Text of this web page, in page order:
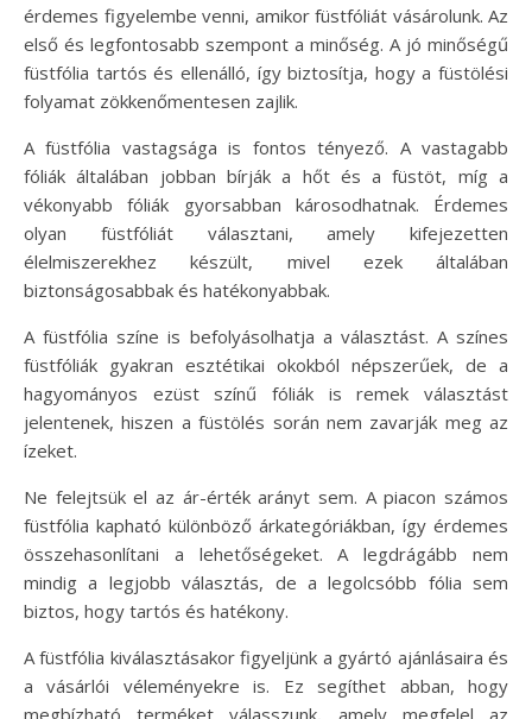
érdemes figyelembe venni, amikor füstfóliát vásárolunk. Az
első és legfontosabb szempont a minőség. A jó minőségű
füstfólia tartós és ellenálló, így biztosítja, hogy a füstölési
folyamat zökkenőmentesen zajlik.
A füstfólia vastagsága is fontos tényező. A vastagabb
fóliák általában jobban bírják a hőt és a füstöt, míg a
vékonyabb fóliák gyorsabban károsodhatnak. Érdemes
olyan füstfóliát választani, amely kifejezetten
élelmiszerekhez készült, mivel ezek általában
biztonságosabbak és hatékonyabbak.
A füstfólia színe is befolyásolhatja a választást. A színes
füstfóliák gyakran esztétikai okokból népszerűek, de a
hagyományos ezüst színű fóliák is remek választást
jelentenek, hiszen a füstölés során nem zavarják meg az
ízeket.
Ne felejtsük el az ár-érték arányt sem. A piacon számos
füstfólia kapható különböző árkategóriákban, így érdemes
összehasonlítani a lehetőségeket. A legdrágább nem
mindig a legjobb választás, de a legolcsóbb fólia sem
biztos, hogy tartós és hatékony.
A füstfólia kiválasztásakor figyeljünk a gyártó ajánlásaira és
a vásárlói véleményekre is. Ez segíthet abban, hogy
megbízható terméket válasszunk, amely megfelel az